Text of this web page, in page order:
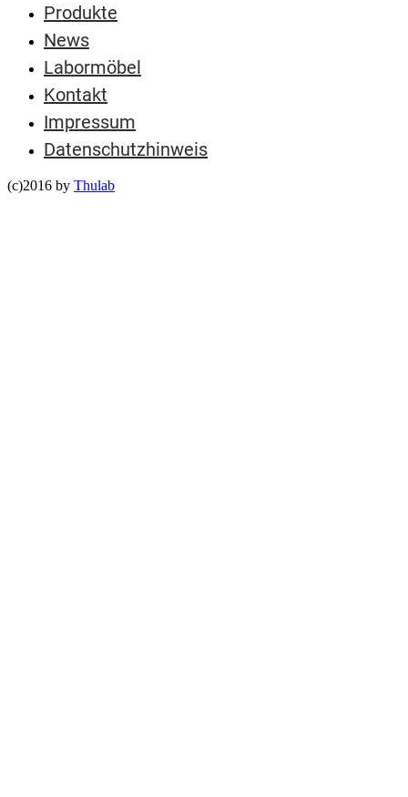
Produkte
News
Labormöbel
Kontakt
Impressum
Datenschutzhinweis
(c)2016 by Thulab